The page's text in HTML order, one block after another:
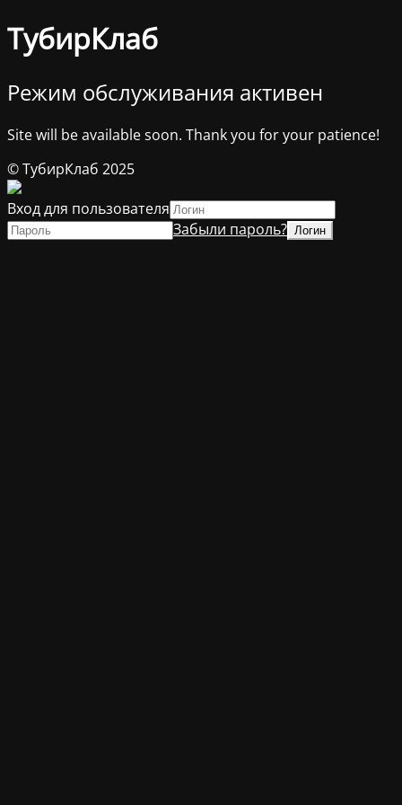
ТубирКлаб
Режим обслуживания активен
Site will be available soon. Thank you for your patience!
© ТубирКлаб 2025
Вход для пользователя
Забыли пароль?